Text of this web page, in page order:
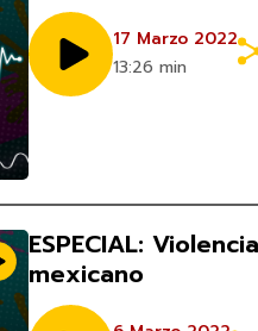
17 Marzo 2022
13:26 min
ESPECIAL:
mexicano